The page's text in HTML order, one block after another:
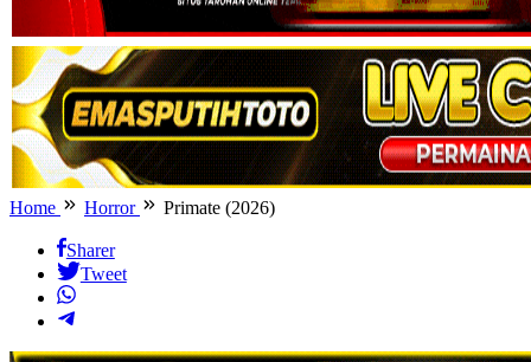
Home Horror Primate (2026)
Sharer
Tweet